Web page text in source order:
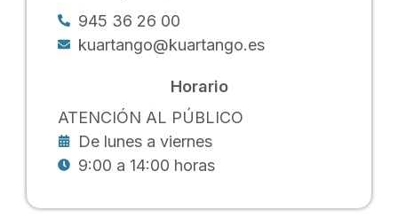
945 36 26 00
kuartango@kuartango.es
Horario
ATENCIÓN AL PÚBLICO
De lunes a viernes
9:00 a 14:00 horas